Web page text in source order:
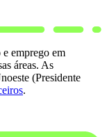
emprego em
áreas. As
(Presidente
.